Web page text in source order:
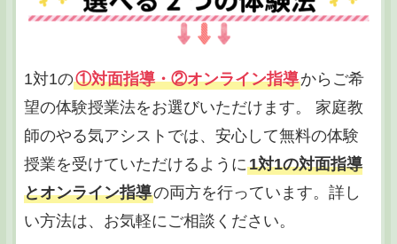
1対1の①対面指導・②オンライン指導からご希
望の体験授業法をお選びいただけます。 家庭教
師のやる気アシストでは、安心して無料の体験
授業を受けていただけるように1対1の対面指導
とオンライン指導の両方を行っています。詳し
い方法は、お気軽にご相談ください。